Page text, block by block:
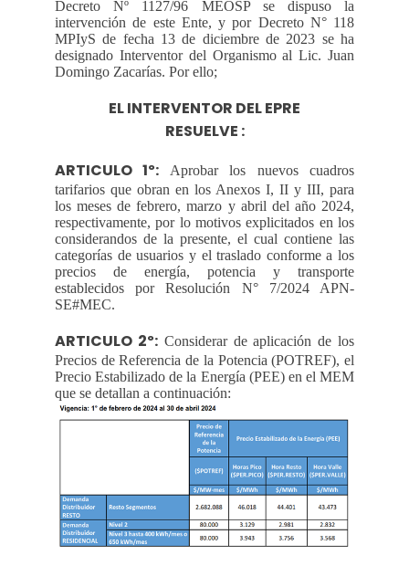
Decreto Nº 1127/96 MEOSP se dispuso la
intervención de este Ente, y por Decreto N° 118
MPIyS de fecha 13 de diciembre de 2023 se ha
designado Interventor del Organismo al Lic. Juan
Domingo Zacarías. Por ello;
EL INTERVENTOR DEL EPRE
RESUELVE :
ARTICULO 1º: Aprobar los nuevos cuadros
tarifarios que obran en los Anexos I, II y III, para
los meses de febrero, marzo y abril del año 2024,
respectivamente, por lo motivos explicitados en los
considerandos de la presente, el cual contiene las
categorías de usuarios y el traslado conforme a los
precios de energía, potencia y transporte
establecidos por Resolución N° 7/2024 APN-
SE#MEC.
ARTICULO 2º:Considerar de aplicación de los
Precios de Referencia de la Potencia (POTREF), el
Precio Estabilizado de la Energía (PEE) en el MEM
que se detallan a continuación: